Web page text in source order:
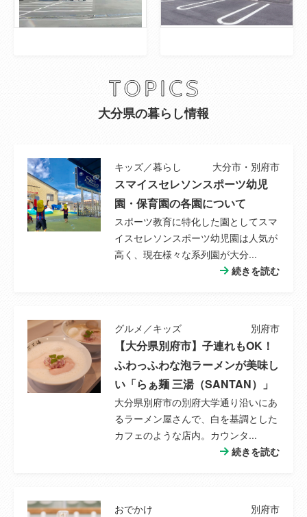
主要採光面 東
※備考欄のご確認もお願いします。
小学校 春木川小学校
小学校までの
距離
1,000m
距離
特徴設備 Ｂ・Ｔ別、室内洗濯機置場、エレベーター
備考 --
情報更新日 2026年07月27日
大分県の暮らし情報
キッズ／暮らし 大分市・別府市
スマイスセレソンスポーツ幼児
園・保育園の各園について
スポーツ教育に特化した園としてスマ
イスセレソンスポーツ幼児園は人気が
高く、現在様々な系列園が大分...
続きを読む
グルメ／キッズ 別府市
【大分県別府市】子連れもOK！
ふわっふわな泡ラーメンが美味し
い「らぁ麺 三湯（SANTAN）」
大分県別府市の別府大学通り沿いにあ
るラーメン屋さんで、白を基調とした
カフェのような店内。カウンタ...
続きを読む
おでかけ 別府市